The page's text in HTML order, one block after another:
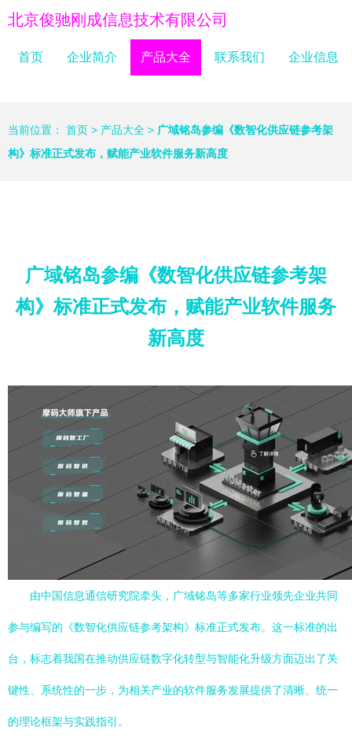
北京俊驰刚成信息技术有限公司
首页 企业简介 产品大全 联系我们 企业信息
当前位置： 首页 > 产品大全 > 广域铭岛参编《数智化供应链参考架
构》标准正式发布，赋能产业软件服务新高度
广域铭岛参编《数智化供应链参考架
构》标准正式发布，赋能产业软件服务
新高度
由中国信息通信研究院牵头，广域铭岛等多家行业领先企业共同
参与编写的《数智化供应链参考架构》标准正式发布。这一标准的出
台，标志着我国在推动供应链数字化转型与智能化升级方面迈出了关
键性、系统性的一步，为相关产业的软件服务发展提供了清晰、统一
的理论框架与实践指引。